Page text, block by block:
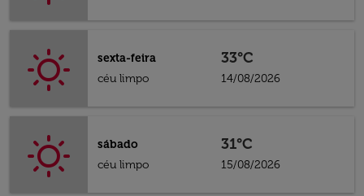
sexta-feira
céu limpo
33°C
14/08/2026
sábado
céu limpo
31°C
15/08/2026